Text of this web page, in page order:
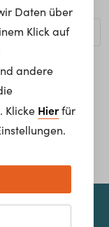
Daten über
Klick auf
andere
Klicke Hierfür